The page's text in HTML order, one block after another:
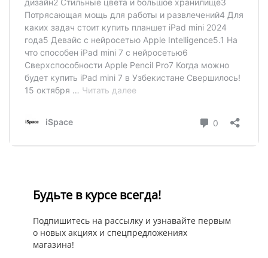
Будьте в курсе всегда!
Подпишитесь на рассылку и узнавайте первым
о новых акциях и спецпредложениях
магазина!